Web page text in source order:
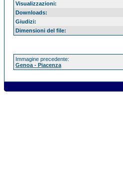
Visualizzazioni:
Downloads:
Giudizi:
Dimensioni del file:
Immagine precedente:
Genoa - Piacenza